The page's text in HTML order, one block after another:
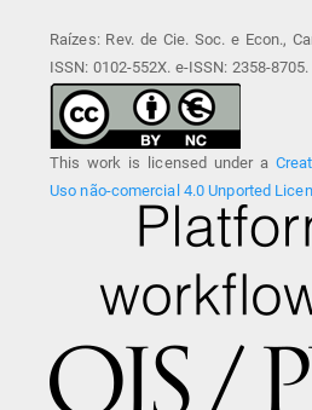
Raízes: Rev. de Cie. Soc. e Econ.,
ISSN: 0102-552X. e-ISSN: 2358-8705.
This work is licensed under a
Uso não-comercial 4.0 Unported